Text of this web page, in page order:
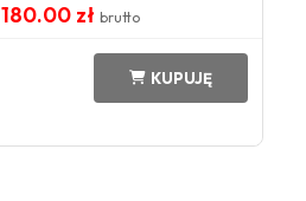
180.00 zł brutto
KUPUJĘ